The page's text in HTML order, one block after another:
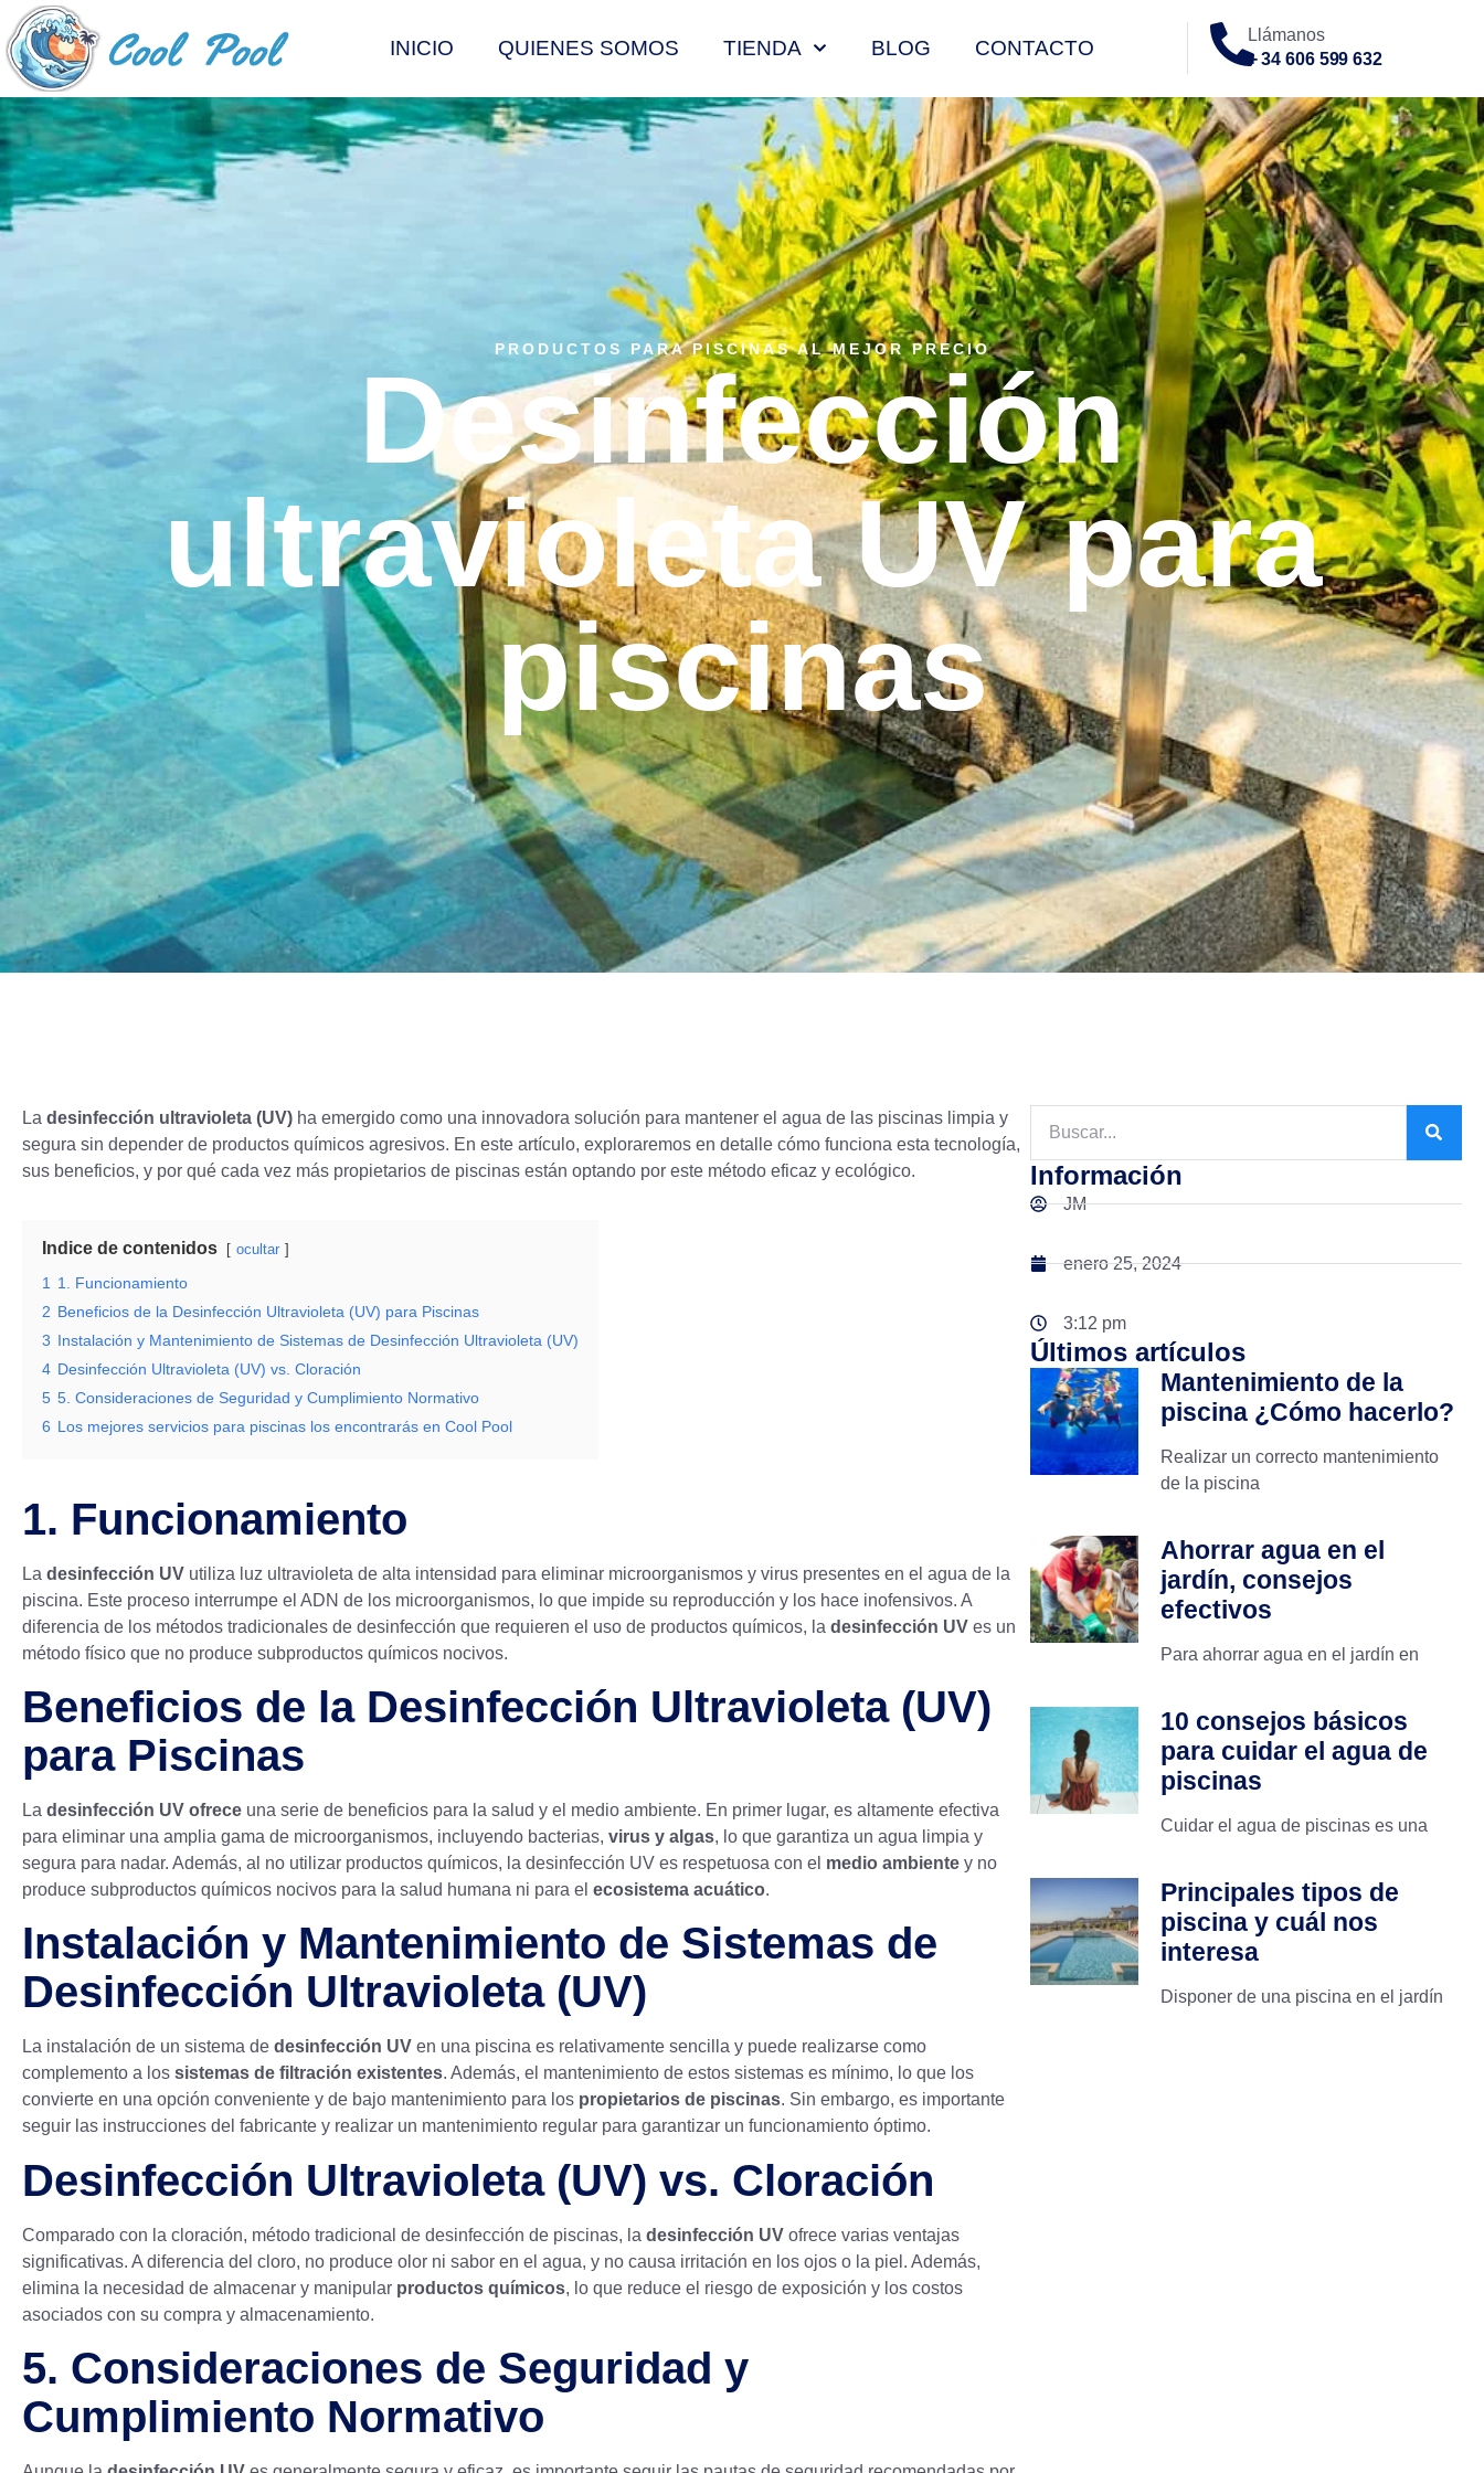
INICIO QUIENES SOMOS TIENDA BLOG CONTACTO
Llámanos
+ 34 606 599 632
PRODUCTOS PARA PISCINAS AL MEJOR PRECIO
Desinfección
ultravioleta UV para
piscinas
La desinfección ultravioleta (UV) ha emergido como una innovadora solución para mantener el agua de las piscinas limpia y
segura sin depender de productos químicos agresivos. En este artículo, exploraremos en detalle cómo funciona esta tecnología,
sus beneficios, y por qué cada vez más propietarios de piscinas están optando por este método eficaz y ecológico.
Indice de contenidos ocultar
1
1. Funcionamiento
2 Beneficios de la Desinfección Ultravioleta (UV) para Piscinas
3 Instalación y Mantenimiento de Sistemas de Desinfección Ultravioleta (UV)
4 Desinfección Ultravioleta (UV) vs. Cloración
5 5. Consideraciones de Seguridad y Cumplimiento Normativo
6 Los mejores servicios para piscinas los encontrarás en Cool Pool
1. Funcionamiento
La desinfección UV utiliza luz ultravioleta de alta intensidad para eliminar microorganismos y virus presentes en el agua de la
piscina. Este proceso interrumpe el ADN de los microorganismos, lo que impide su reproducción y los hace inofensivos. A
diferencia de los métodos tradicionales de desinfección que requieren el uso de productos químicos, la desinfección UV es un
método físico que no produce subproductos químicos nocivos.
Beneficios de la Desinfección Ultravioleta (UV)
para Piscinas
La desinfección UV ofrece una serie de beneficios para la salud y el medio ambiente. En primer lugar, es altamente efectiva
para eliminar una amplia gama de microorganismos, incluyendo bacterias, virus y algas, lo que garantiza un agua limpia y
segura para nadar. Además, al no utilizar productos químicos, la desinfección UV es respetuosa con el medio ambiente y no
produce subproductos químicos nocivos para la salud humana ni para el ecosistema acuático.
Instalación y Mantenimiento de Sistemas de
Desinfección Ultravioleta (UV)
La instalación de un sistema de desinfección UV en una piscina es relativamente sencilla y puede realizarse como
complemento a los sistemas de filtración existentes. Además, el mantenimiento de estos sistemas es mínimo, lo que los
convierte en una opción conveniente y de bajo mantenimiento para los propietarios de piscinas. Sin embargo, es importante
seguir las instrucciones del fabricante y realizar un mantenimiento regular para garantizar un funcionamiento óptimo.
Desinfección Ultravioleta (UV) vs. Cloración
Comparado con la cloración, método tradicional de desinfección de piscinas, la desinfección UV ofrece varias ventajas
significativas. A diferencia del cloro, no produce olor ni sabor en el agua, y no causa irritación en los ojos o la piel. Además,
elimina la necesidad de almacenar y manipular productos químicos, lo que reduce el riesgo de exposición y los costos
asociados con su compra y almacenamiento.
5. Consideraciones de Seguridad y
Cumplimiento Normativo
Información
JM
enero 25, 2024
3:12 pm
Últimos artículos
Mantenimiento de la
piscina ¿Cómo hacerlo?
Realizar un correcto mantenimiento
de la piscina
Ahorrar agua en el
jardín, consejos
efectivos
Para ahorrar agua en el jardín en
10 consejos básicos
para cuidar el agua de
piscinas
Cuidar el agua de piscinas es una
Principales tipos de
piscina y cuál nos
interesa
Disponer de una piscina en el jardín